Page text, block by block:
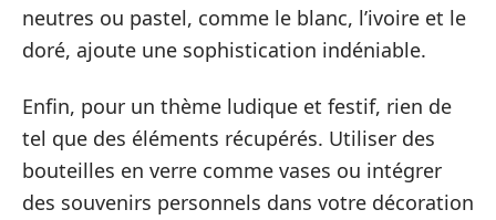
neutres ou pastel, comme le blanc, l’ivoire et le
doré, ajoute une sophistication indéniable.
Enfin, pour un thème ludique et festif, rien de
tel que des éléments récupérés. Utiliser des
bouteilles en verre comme vases ou intégrer
des souvenirs personnels dans votre décoration